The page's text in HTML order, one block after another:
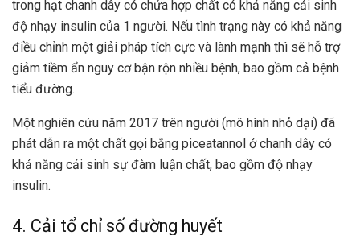
trong hạt chanh dây có chứa hợp chất có khả năng cải sinh
độ nhạy insulin của 1 người. Nếu tình trạng này có khả năng
điều chỉnh một giải pháp tích cực và lành mạnh thì sẽ hỗ trợ
giảm tiềm ẩn nguy cơ bận rộn nhiều bệnh, bao gồm cả bệnh
tiểu đường.
Một nghiên cứu năm 2017 trên người (mô hình nhỏ dại) đã
phát dẫn ra một chất gọi bằng piceatannol ở chanh dây có
khả năng cải sinh sự đàm luận chất, bao gồm độ nhạy
insulin.
4. Cải tổ chỉ số đường huyết